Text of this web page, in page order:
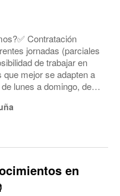
Contratación
jornadas (parciales
de trabajar en
que mejor se adapten a
lunes a domingo, de
a la semana y dos días
en